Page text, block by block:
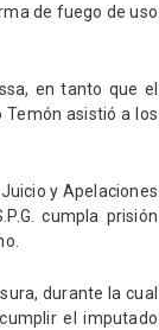
de fuego de uso
en tanto que el
Temón asistió a los
y Apelaciones
cumpla prisión
durante la cual
el imputado